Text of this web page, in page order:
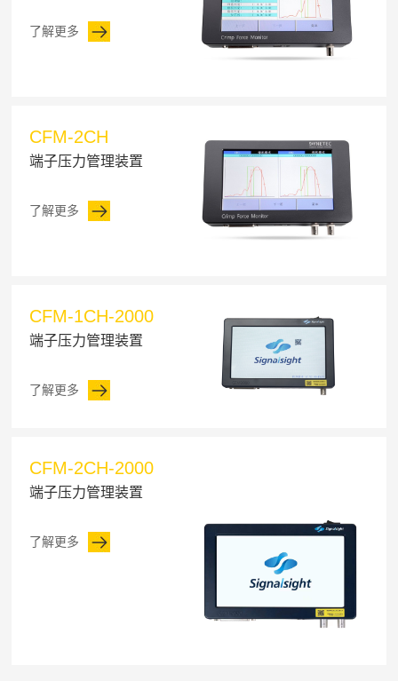
了解更多
CFM-2CH
端子压力管理装置
了解更多
CFM-1CH-2000
端子压力管理装置
了解更多
CFM-2CH-2000
端子压力管理装置
了解更多